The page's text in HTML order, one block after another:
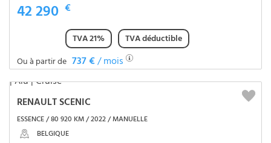
42 290 €
TVA 21%
TVA déductible
Ou à partir de 737 €/ mois
RENAULT SCENIC
ESSENCE / 80 920 KM / 2022 / MANUELLE
BELGIQUE